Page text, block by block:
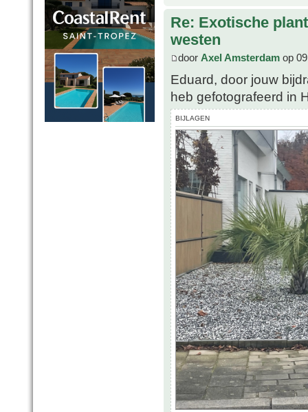
Re: Exotische
westen
door Axel Amsterdam op
Eduard, door jouw
heb gefotografeerd in
BIJLAGEN